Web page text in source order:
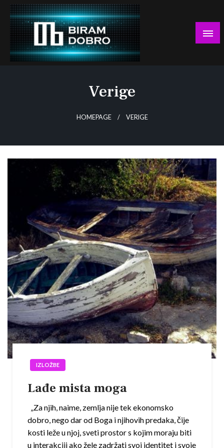
Skip
content
Verige
HOMEPAGE VERIGE
IZLOŽBE
Lađe mista moga
„Za njih, naime, zemlja nije tek ekonomsko
dobro, nego dar od Boga i njihovih predaka, čije
kosti leže u njoj, sveti prostor s kojim moraju biti
u interakciji ako žele zadržati svoj identitet i svoje